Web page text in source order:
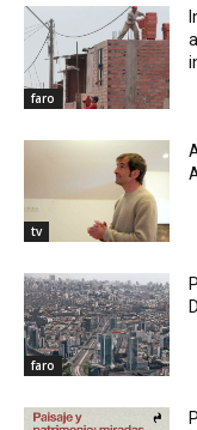
faro
tv
faro